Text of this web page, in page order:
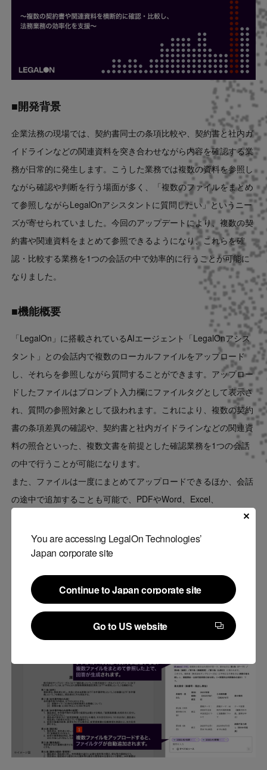
You are accessing LegalOn Technologies’
Japan corporate site
Continue to Japan corporate site
Continue to Japan corporate site
Go to US website
Go to US website
■開発背景
企業法務の現場では、契約書同士の条項比較や、契約書と社内ガ
イドラインなどの関連資料を突き合わせながら内容を確認する業
務が日常的に発生します。こうした業務では複数の資料を参照し
ながら確認や判断を行う場面が多く、「複数のファイルをまとめ
て参照しながらLegalOnアシスタントに質問したい」というニー
ズが寄せられていました。今回のアップデートにより、複数の契
約書や関連資料をまとめて参照できるようになり、これらを確
認・比較する業務を1つの会話の中で効率的に行うことが可能に
なりました。
■機能概要
「LegalOn」に搭載されているAIエージェント「LegalOnアシス
タント」との会話内で複数のローカルファイルをアップロード
し、それらを参照しながら質問することができます。アップロー
ドしたファイルはプロンプト入力欄にファイルタグとして表示さ
れ、質問の参照対象として扱われます。これにより、複数の契約
書の条項差異の確認や、契約書と社内ガイドラインなどの関連資
料の照合といった、複数文書を前提とした確認業務を1つの会話
の中で行うことが可能になります。
また、ファイルは一度にまとめてアップロードできるほか、会話
の途中で追加することも可能で、PDFやWord、Excel、
PowerPointなどのファイル形式に対応しています。なお、特定の
ファイルを参照対象から除外したい場合は、ファイルタグを削除
することで質問範囲を調整できます。
支援する機能の開発を通じて、企業法務の効率化と意思決定の迅
速化に貢献してまいります。